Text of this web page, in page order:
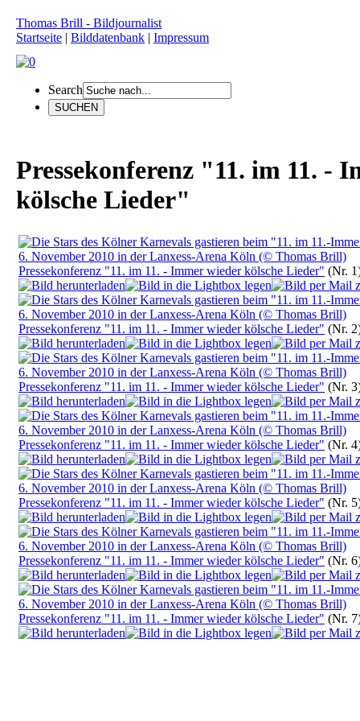
Thomas Brill - Bildjournalist
Startseite | Bilddatenbank | Impressum
Search
Pressekonferenz "11. im 11. -
kölsche Lieder"
Pressekonferenz "11. im 11. - Immer wieder kölsche Lieder" (Nr.
Pressekonferenz "11. im 11. - Immer wieder kölsche Lieder" (Nr.
Pressekonferenz "11. im 11. - Immer wieder kölsche Lieder" (Nr.
Pressekonferenz "11. im 11. - Immer wieder kölsche Lieder" (Nr.
Pressekonferenz "11. im 11. - Immer wieder kölsche Lieder" (Nr.
Pressekonferenz "11. im 11. - Immer wieder kölsche Lieder" (Nr.
Pressekonferenz "11. im 11. - Immer wieder kölsche Lieder" (Nr.